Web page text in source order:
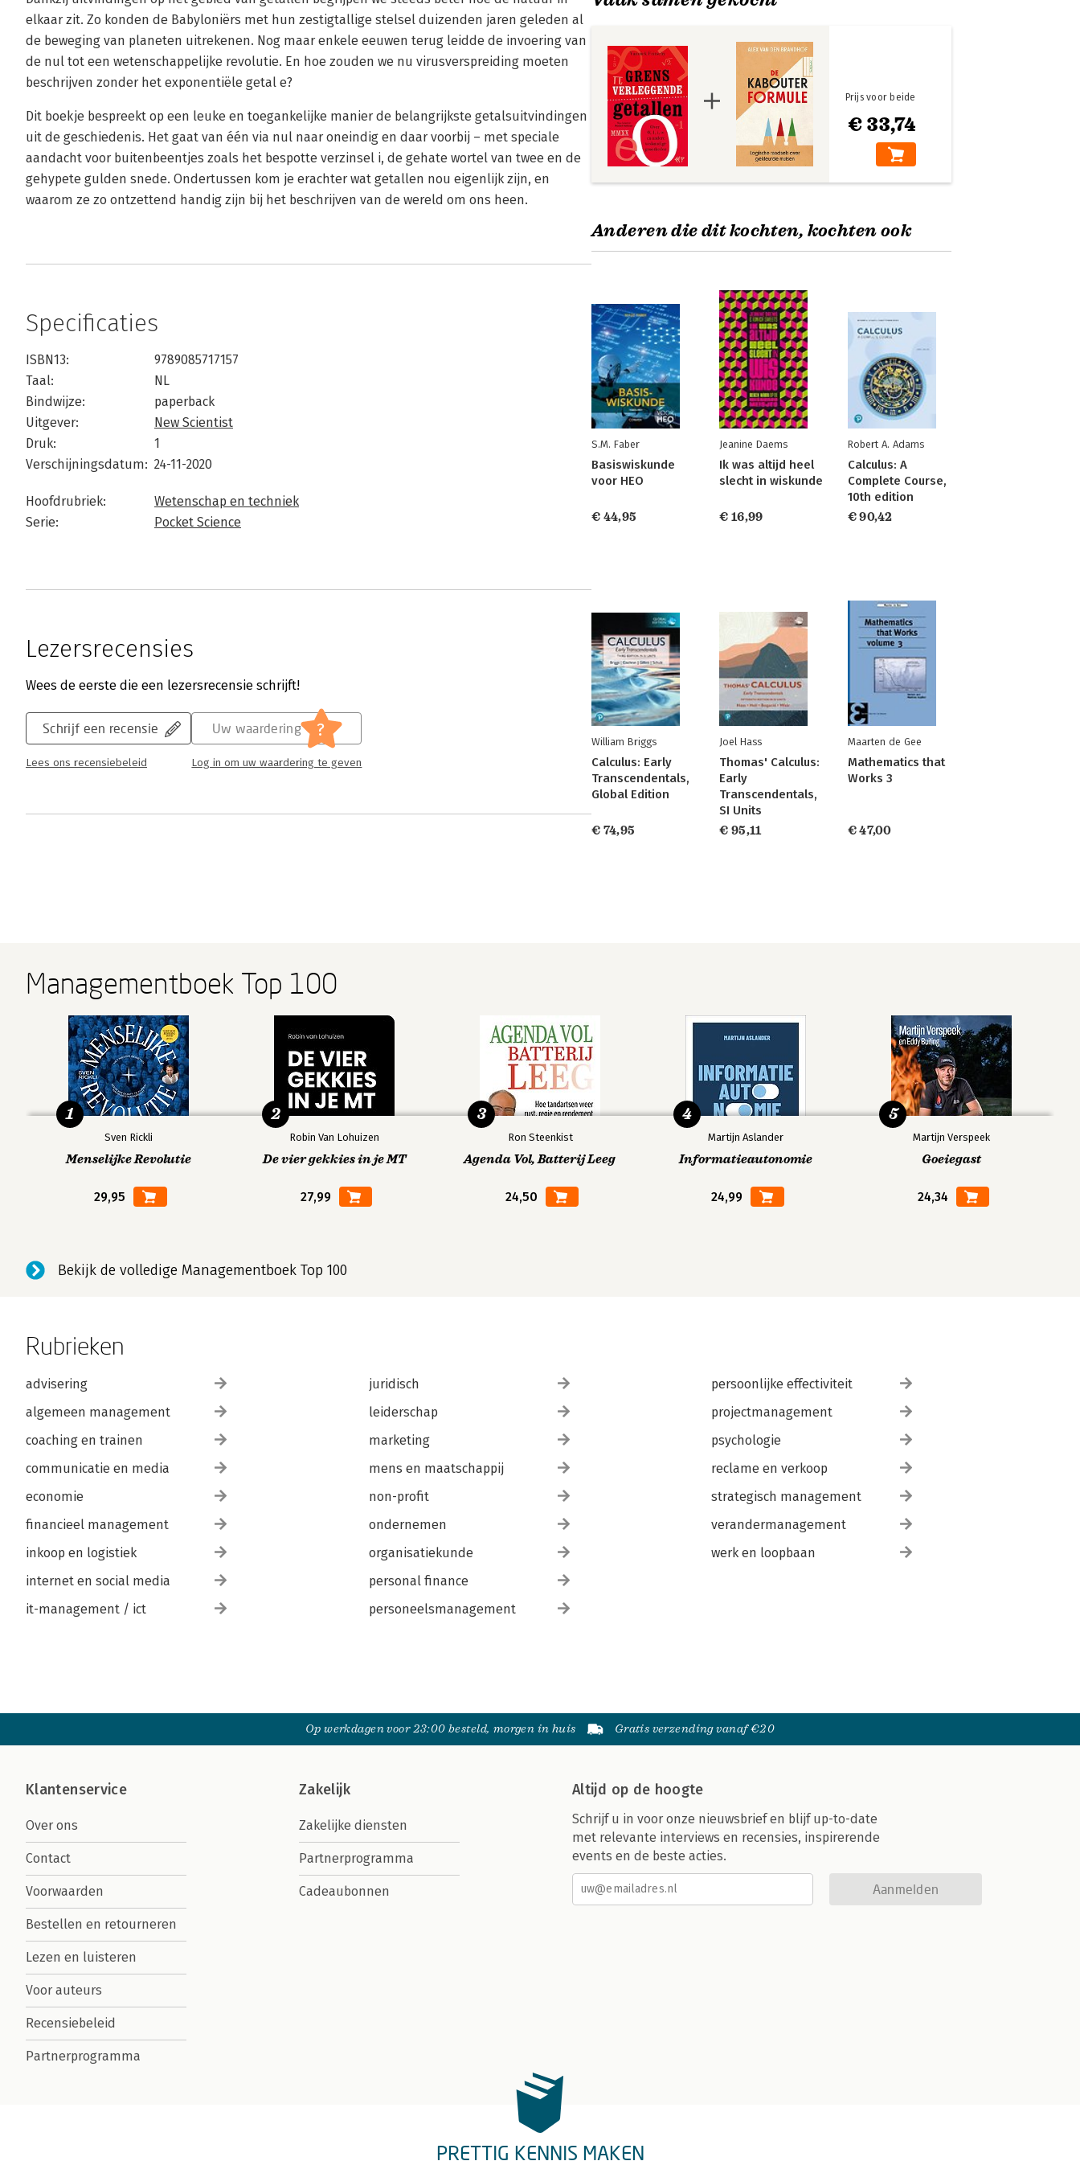
elkaar zit. Zo konden de Babyloniërs met hun zestigtallige stelsel duizenden jaren geleden al
de beweging van planeten uitrekenen. Nog maar enkele eeuwen terug leidde de invoering van
de nul tot een wetenschappelijke revolutie. En hoe zouden we nu virusverspreiding moeten
beschrijven zonder het exponentiële getal e?
Dit boekje bespreekt op een leuke en toegankelijke manier de belangrijkste getalsuitvindingen
uit de geschiedenis. Het gaat van één via nul naar oneindig en daar voorbij – met speciale
aandacht voor buitenbeentjes zoals het bespotte verzinsel i, de gehate wortel van twee en de
gehypete gulden snede. Ondertussen kom je erachter wat getallen nou eigenlijk zijn, en
waarom ze zo ontzettend handig zijn bij het beschrijven van de wereld om ons heen.
Specificaties
ISBN13:
9789085717157
Taal:
NL
Bindwijze:
paperback
Uitgever:
New Scientist
Druk:
1
Verschijningsdatum: 24-11-2020
Hoofdrubriek:
Wetenschap en techniek
Serie:
Pocket Science
Lezersrecensies
Wees de eerste die een lezersrecensie schrijft!
Schrijf een recensie
Lees ons recensiebeleid
Uw waardering ?
Log in om uw waardering te geven
€ 33,74
Prijs voor beide
Anderen die dit kochten, kochten ook
S.M. Faber
Basiswiskunde
voor HEO
€ 44,95
Jeanine Daems
Ik was altijd heel
slecht in wiskunde
€ 16,99
Robert A. Adams
Calculus: A
Complete Course,
10th edition
€ 90,42
William Briggs
Calculus: Early
Transcendentals,
Global Edition
€ 74,95
Joel Hass
Thomas' Calculus:
Early
Transcendentals,
SI Units
€ 95,11
Maarten de Gee
Mathematics that
Works 3
€ 47,00
Managementboek Top 100
Sven Rickli
Menselijke Revolutie
29,95
1
Robin Van Lohuizen
De vier gekkies in je MT
27,99
2
Ron Steenkist
Agenda Vol, Batterij Leeg
24,50
3
Martijn Aslander
Informatieautonomie
24,99
4
Martijn Verspeek
Goeiegast
24,34
5
Bekijk de volledige Managementboek Top 100
Rubrieken
advisering
algemeen management
coaching en trainen
communicatie en media
economie
financieel management
inkoop en logistiek
internet en social media
it-management / ict
juridisch
leiderschap
marketing
mens en maatschappij
non-profit
ondernemen
organisatiekunde
personal finance
personeelsmanagement
persoonlijke effectiviteit
projectmanagement
psychologie
reclame en verkoop
strategisch management
verandermanagement
werk en loopbaan
Op werkdagen voor 23:00 besteld, morgen in huis Gratis verzending vanaf €20
Klantenservice
Over ons
Contact
Voorwaarden
Bestellen en retourneren
Lezen en luisteren
Voor auteurs
Recensiebeleid
Partnerprogramma
Zakelijk
Zakelijke diensten
Partnerprogramma
Cadeaubonnen
Altijd op de hoogte
Schrijf u in voor onze nieuwsbrief en blijf up-to-date
met relevante interviews en recensies, inspirerende
events en de beste acties.
Aanmelden
PRETTIG KENNIS MAKEN